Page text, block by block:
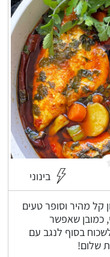
בינוני
מהיר וסופר טעים
כמובן שאפשר
בסוף לנגב עם
שלום!